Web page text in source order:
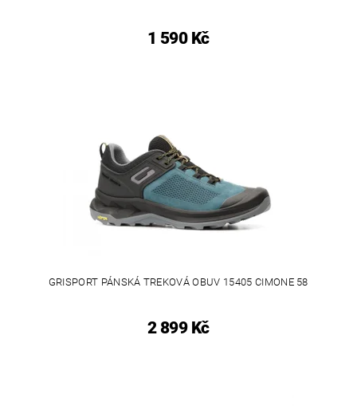
1 590 Kč
GRISPORT PÁNSKÁ TREKOVÁ OBUV 15405 CIMONE 58
2 899 Kč